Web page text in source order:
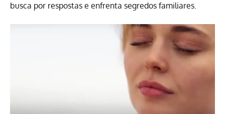
busca por respostas e enfrenta segredos familiares.